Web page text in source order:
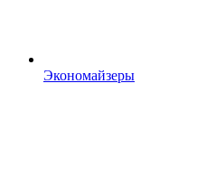
Экономайзеры